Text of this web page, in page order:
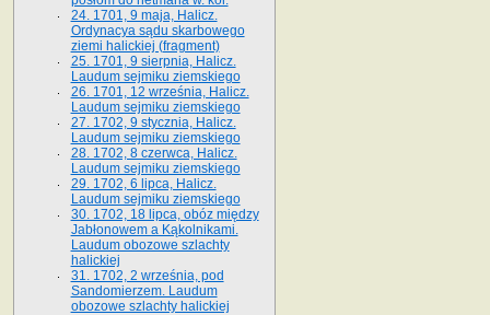
24. 1701, 9 maja, Halicz.
Ordynacya sądu skarbowego
ziemi halickiej (fragment)
25. 1701, 9 sierpnia, Halicz.
Laudum sejmiku ziemskiego
26. 1701, 12 września, Halicz.
Laudum sejmiku ziemskiego
27. 1702, 9 stycznia, Halicz.
Laudum sejmiku ziemskiego
28. 1702, 8 czerwca, Halicz.
Laudum sejmiku ziemskiego
29. 1702, 6 lipca, Halicz.
Laudum sejmiku ziemskiego
30. 1702, 18 lipca, obóz między
Jabłonowem a Kąkolnikami.
Laudum obozowe szlachty
halickiej
31. 1702, 2 września, pod
Sandomierzem. Laudum
obozowe szlachty halickiej